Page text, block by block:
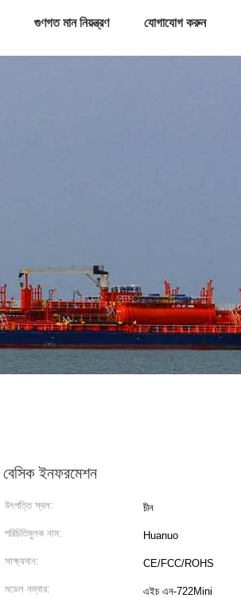
গুণগত মান নিয়ন্ত্রণ যোগাযোগ করুন
বেসিক ইনফরমেশন
উৎপত্তি স্থল: চীন
পরিচিতিমুলক নাম: Huanuo
সাক্ষ্যদান: CE/FCC/ROHS
মডেল নম্বার: এইচ এন-722Mini